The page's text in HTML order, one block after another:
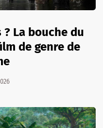
La bouche du
de genre de